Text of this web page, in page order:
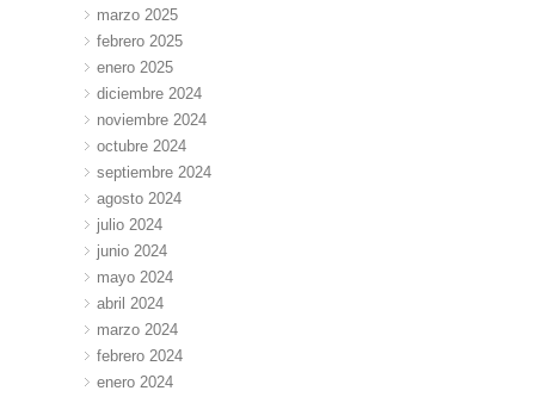
marzo 2025
febrero 2025
enero 2025
diciembre 2024
noviembre 2024
octubre 2024
septiembre 2024
agosto 2024
julio 2024
junio 2024
mayo 2024
abril 2024
marzo 2024
febrero 2024
enero 2024